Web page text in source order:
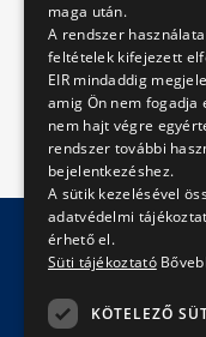
Impresszum Jogi
maga után.
A rendszer
feltételek kifejezett
EIR mindaddig
amig Ön nem fogadja
nem hajt végre
rendszer további
bejelentkezéshez.
A sütik kezelésével
adatvédelmi
érhető el.
Süti tájékoztató
KÖTELEZŐ